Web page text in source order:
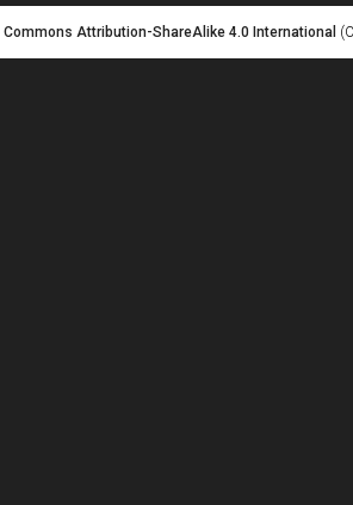
Commons Attribution-ShareAlike 4.0 International